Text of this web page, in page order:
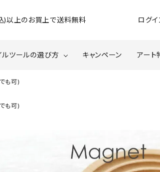
)以上のお買上で送料無料 ログイ
ネイ
在庫
ルツールの選び方 キャンペーン アート
も可)
も可)